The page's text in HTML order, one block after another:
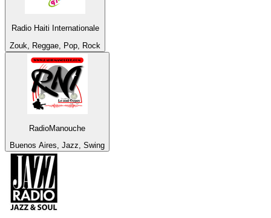
Radio Haiti Internationale
Zouk, Reggae, Pop, Rock
RadioManouche
Buenos Aires, Jazz, Swing